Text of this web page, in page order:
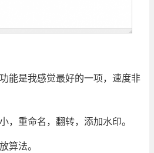
是我感觉最好的一项，速度非
重命名，翻转，添加水印。
法。